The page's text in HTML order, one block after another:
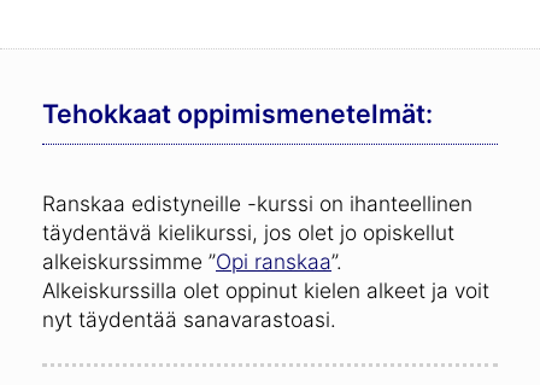
Tehokkaat oppimismenetelmät:
Ranskaa edistyneille -kurssi on ihanteellinen
täydentävä kielikurssi, jos olet jo opiskellut
alkeiskurssimme ”Opi ranskaa”.
Alkeiskurssilla olet oppinut kielen alkeet ja voit
nyt täydentää sanavarastoasi.